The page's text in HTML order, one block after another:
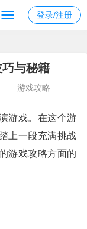
登录/注册
与秘籍
游戏攻略
游戏。在这个游
上一段充满挑战
游戏攻略方面的